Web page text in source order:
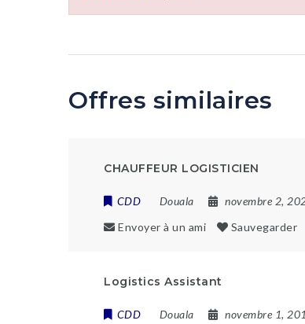
Offres similaires
CHAUFFEUR LOGISTICIEN
CDD Douala novembre 2,
Envoyer à un ami
Sauvegarder
Logistics Assistant
CDD Douala novembre 1,